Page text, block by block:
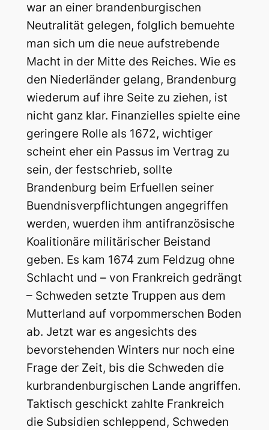
war an einer brandenburgischen
Neutralität gelegen, folglich bemuehte
man sich um die neue aufstrebende
Macht in der Mitte des Reiches. Wie es
den Niederländer gelang, Brandenburg
wiederum auf ihre Seite zu ziehen, ist
nicht ganz klar. Finanzielles spielte eine
geringere Rolle als 1672, wichtiger
scheint eher ein Passus im Vertrag zu
sein, der festschrieb, sollte
Brandenburg beim Erfuellen seiner
Buendnisverpflichtungen angegriffen
werden, wuerden ihm antifranzösische
Koalitionäre militärischer Beistand
geben. Es kam 1674 zum Feldzug ohne
Schlacht und – von Frankreich gedrängt
– Schweden setzte Truppen aus dem
Mutterland auf vorpommerschen Boden
ab. Jetzt war es angesichts des
bevorstehenden Winters nur noch eine
Frage der Zeit, bis die Schweden die
kurbrandenburgischen Lande angriffen.
Taktisch geschickt zahlte Frankreich
die Subsidien schleppend, Schweden